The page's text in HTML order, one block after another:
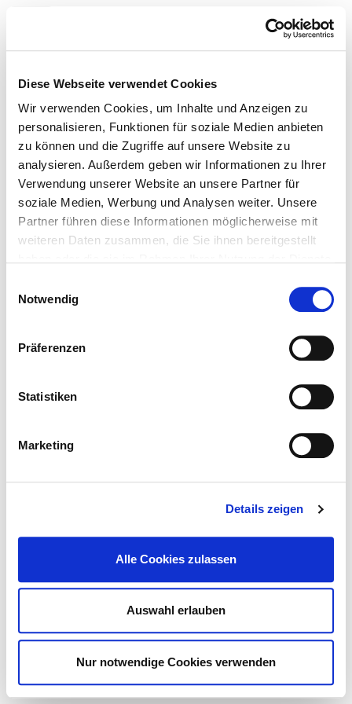
Diese Webseite verwendet Cookies
Wir verwenden Cookies, um Inhalte und Anzeigen zu
personalisieren, Funktionen für soziale Medien anbieten
zu können und die Zugriffe auf unsere Website zu
analysieren. Außerdem geben wir Informationen zu Ihrer
Verwendung unserer Website an unsere Partner für
soziale Medien, Werbung und Analysen weiter. Unsere
Partner führen diese Informationen möglicherweise mit
weiteren Daten zusammen, die Sie ihnen bereitgestellt
Notwendig
Präferenzen
Statistiken
Marketing
Details zeigen
Alle Cookies zulassen
Auswahl erlauben
Nur notwendige Cookies verwenden
Startseite der Fachabteilung
Krankenhaus Martha-Maria
St. Theresien Nürnberg
Passend dazu:
Ärzte und Ärztinnen
Ärztinnen und Ärzten. Mitarbeitende, die nicht
eindeutig einer Fachabteilung zugeordnet werden
können, werden übergreifend für das Krankenhaus
erfasst.
© Deutsches Krankenhaus Verzeichnis 2026
Impressum